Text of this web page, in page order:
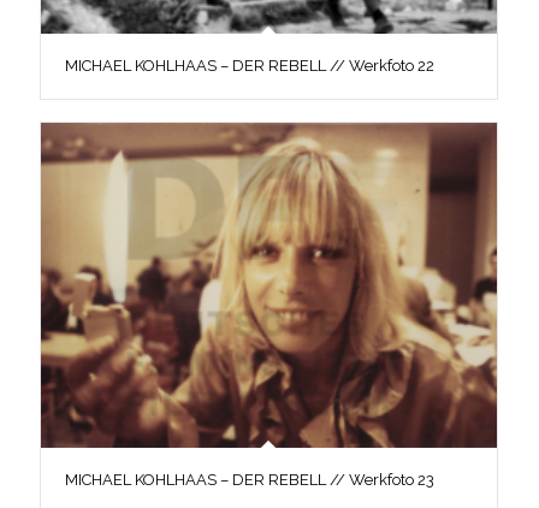
MICHAEL KOHLHAAS – DER REBELL // Werkfoto 22
MICHAEL KOHLHAAS – DER REBELL // Werkfoto 23